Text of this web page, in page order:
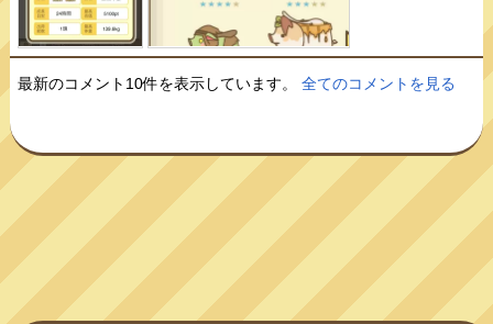
最新のコメント10件を表示しています。全てのコメントを見る